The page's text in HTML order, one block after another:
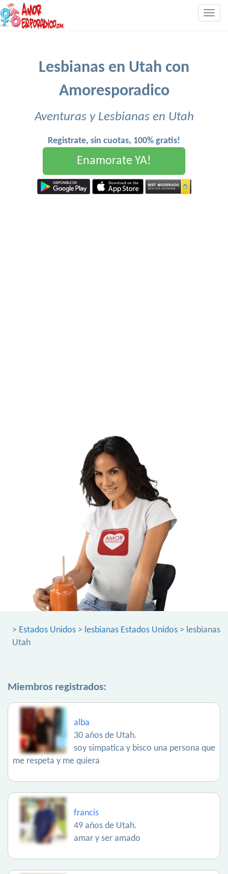
Lesbianas en Utah con
Amoresporadico
Aventuras y Lesbianas en Utah
Registrate, sin cuotas, 100% gratis!
Enamorate YA!
> Estados Unidos > lesbianas Estados Unidos > lesbianas
Utah
Miembros registrados:
alba
30 años de Utah.
soy simpatica y bisco una persona que
me respeta y me quiera
francis
49 años de Utah.
amar y ser amado